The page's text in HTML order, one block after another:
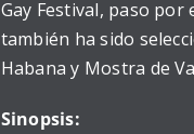
Gay Festival, paso
también ha sido
Habana y Mostra de
Sinopsis: